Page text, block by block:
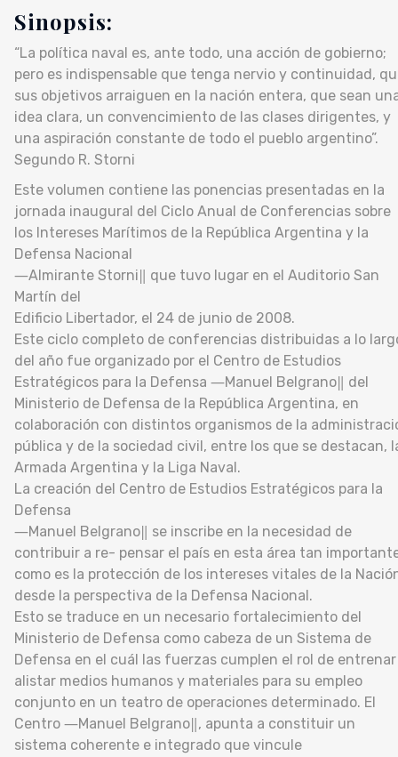
Sinopsis:
“La política naval es, ante todo, una acción de gobierno;
pero es indispensable que tenga nervio y continuidad,
sus objetivos arraiguen en la nación entera, que sean
idea clara, un convencimiento de las clases dirigentes, y
una aspiración constante de todo el pueblo argentino”.
Segundo R. Storni
Este volumen contiene las ponencias presentadas en la
jornada inaugural del Ciclo Anual de Conferencias sobre
los Intereses Marítimos de la República Argentina y la
Defensa Nacional
―Almirante Storni‖ que tuvo lugar en el Auditorio San
Martín del
Edificio Libertador, el 24 de junio de 2008.
Este ciclo completo de conferencias distribuidas a lo
del año fue organizado por el Centro de Estudios
Estratégicos para la Defensa ―Manuel Belgrano‖ del
Ministerio de Defensa de la República Argentina, en
colaboración con distintos organismos de la
pública y de la sociedad civil, entre los que se destacan,
Armada Argentina y la Liga Naval.
La creación del Centro de Estudios Estratégicos para la
Defensa
―Manuel Belgrano‖ se inscribe en la necesidad de
contribuir a re- pensar el país en esta área tan
como es la protección de los intereses vitales de la
desde la perspectiva de la Defensa Nacional.
Esto se traduce en un necesario fortalecimiento del
Ministerio de Defensa como cabeza de un Sistema de
Defensa en el cuál las fuerzas cumplen el rol de
alistar medios humanos y materiales para su empleo
conjunto en un teatro de operaciones determinado. El
Centro ―Manuel Belgrano‖, apunta a constituir un
sistema coherente e integrado que vincule